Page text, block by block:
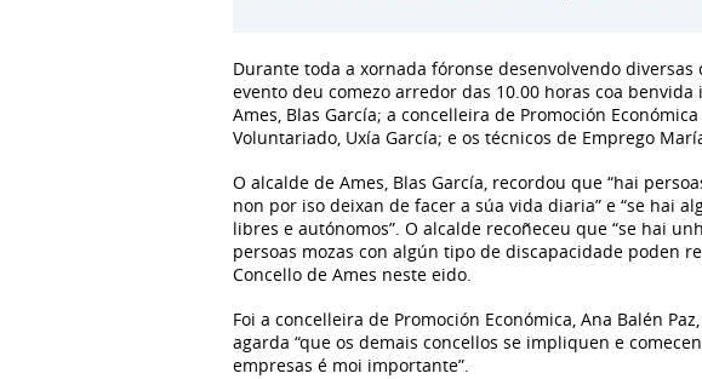
Durante toda a xornada fóronse desenvolvendo
evento deu comezo arredor das 10.00 horas coa
Ames, Blas García; a concelleira de Promoción
Voluntariado, Uxía García; e os técnicos de Emprego
O alcalde de Ames, Blas García, recordou que “hai
non por iso deixan de facer a súa vida diaria” e “se hai
libres e autónomos”. O alcalde recoñeceu que “se hai
persoas mozas con algún tipo de discapacidade poden
Concello de Ames neste eido.
Foi a concelleira de Promoción Económica, Ana Balén
agarda “que os demais concellos se impliquen e
empresas é moi importante”.